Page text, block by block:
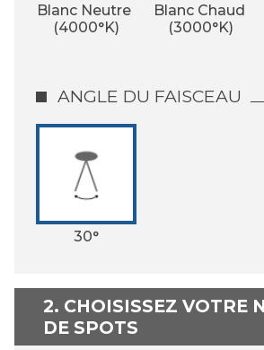
Blanc Neutre
(4000°K)
Blanc Chaud
(3000°K)
ANGLE DU FAISCEAU
30°
2. CHOISISSEZ VOTRE
DE SPOTS